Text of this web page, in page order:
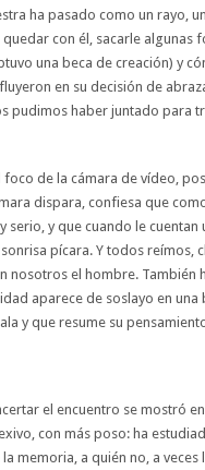
ha pasado como un rayo,
con él, sacarle algunas
una beca de creación) y
en su decisión de
pudimos haber juntado para
de la cámara de vídeo,
dispara, confiesa que
y que cuando le cuentan
pícara. Y todos reímos,
nosotros el hombre.
aparece de soslayo en
y que resume su
el encuentro se mostró
con más poso: ha
memoria, a quién no, a veces